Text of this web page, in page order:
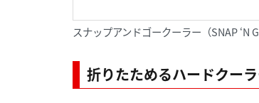
スナップアンドゴークーラー（SNAP ‘N
折りたためるハードクー